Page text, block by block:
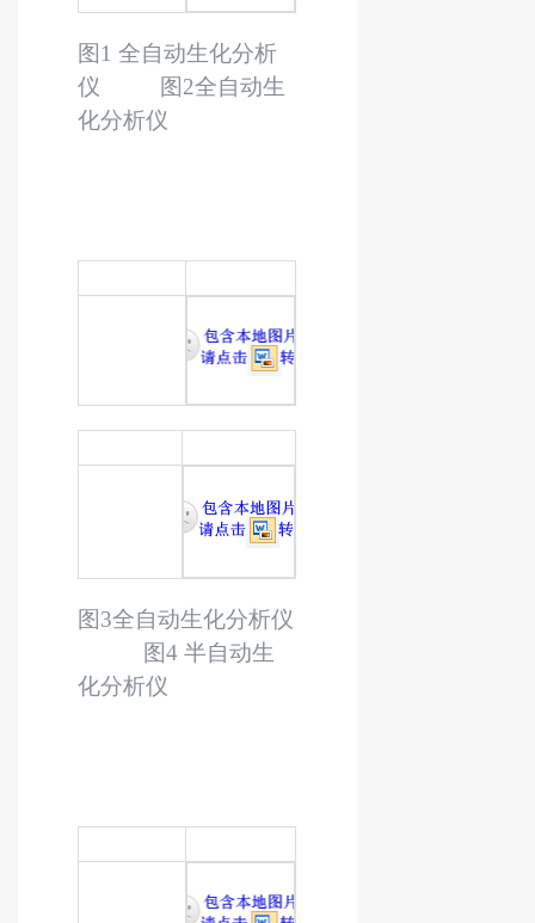
图 1 全自动生化分析
仪 图 2全自动生
化分析仪
图 3全自动生化分析仪
图4 半自动生
化分析仪